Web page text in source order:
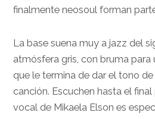
finalmente neosoul forman
La base suena muy a jazz del
atmósfera gris, con bruma para
que le termina de dar el tono
canción. Escuchen hasta el
vocal de Mikaela Elson es